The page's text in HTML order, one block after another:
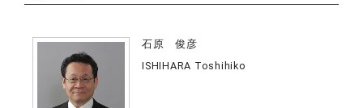
石原 俊彦
ISHIHARA Toshihiko